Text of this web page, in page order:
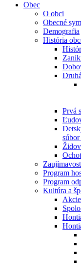
Obec
O obci
Obecné
Demografia
História
Prvá
Program
Program
Kultúra a